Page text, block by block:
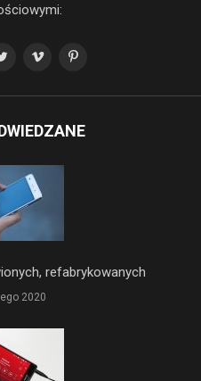
refabrykowanych
2020